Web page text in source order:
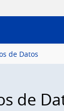
de Datos
de